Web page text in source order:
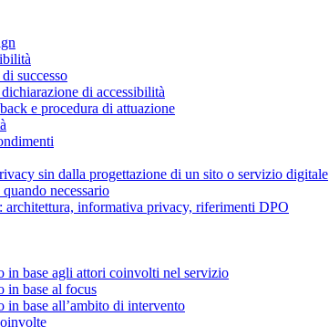
successo
di accessibilità
e procedura di attuazione
sin dalla progettazione di un sito o servizio digitale
necessario
architettura, informativa privacy, riferimenti DPO
in base agli attori coinvolti nel servizio
in base al focus
base all’ambito di intervento